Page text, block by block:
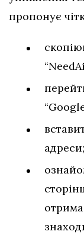
пропонує
адреси;